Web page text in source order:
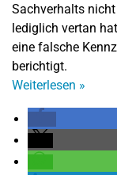
Sachverhalts
lediglich vertan
eine falsche
berichtigt.
Weiterlesen »